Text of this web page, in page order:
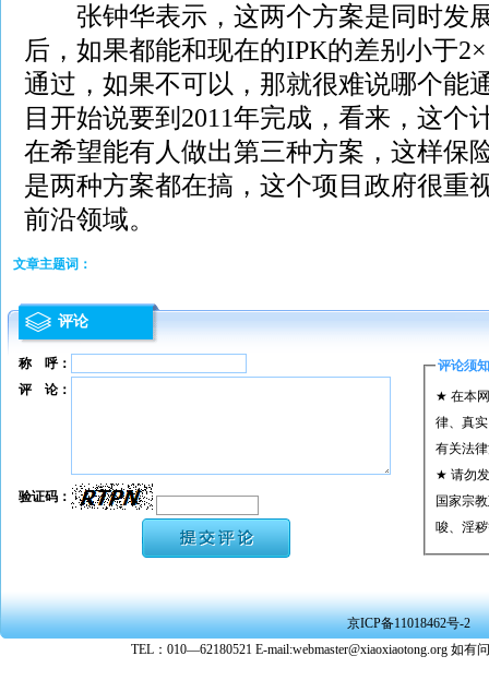
张钟华表示，这两个方案是同时发
后，如果都能和现在的IPK的差别小于
通过，如果不可以，那就很难说哪个能
目开始说要到2011年完成，看来，这个
在希望能有人做出第三种方案，这样保
是两种方案都在搞，这个项目政府很重
前沿领域。
文章主题词：
评论
称 呼： 评论须知
★ 在本
律、真
有关法
★ 请勿
国家宗
唆、淫
★ 承担
★ 在本
转载、
★ 参与
评 论：
验证码：
京ICP备11018462号-2
TEL：010—62180521 E-mail:webmaster@xiaoxiaotong.org 如